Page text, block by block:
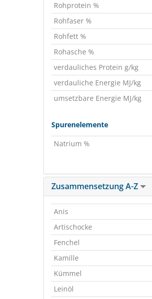
Rohprotein %
Rohfaser %
Rohfett %
Rohasche %
verdauliches Protein g/kg
verdauliche Energie MJ/kg
umsetzbare Energie MJ/kg
Spurenelemente
Natrium %
Zusammensetzung A-Z
Anis
Artischocke
Fenchel
Kamille
Kümmel
Leinöl